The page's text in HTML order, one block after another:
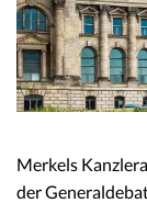
Merkels
der